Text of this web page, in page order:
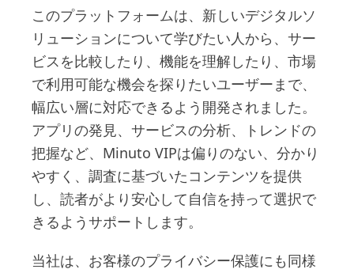
このプラットフォームは、新しいデジタルソ
リューションについて学びたい人から、サー
ビスを比較したり、機能を理解したり、市場
で利用可能な機会を探りたいユーザーまで、
幅広い層に対応できるよう開発されました。
アプリの発見、サービスの分析、トレンドの
把握など、Minuto VIPは偏りのない、分かり
やすく、調査に基づいたコンテンツを提供
し、読者がより安心して自信を持って選択で
きるようサポートします。
当社は、お客様のプライバシー保護にも同様